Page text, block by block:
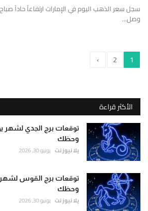
وصل...
1
2
›
الأكثر قراءة
وحظك
يلا نيوز نت يونيو 30, 2026
وحظك
يلا نيوز نت يونيو 30, 2026